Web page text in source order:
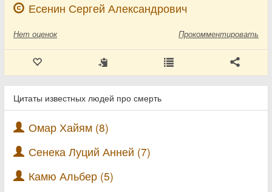
Есенин Сергей Александрович
Нет оценок Прокомментировать
Цитаты известных людей про смерть
Омар Хайям (8)
Сенека Луций Анней (7)
Камю Альбер (5)